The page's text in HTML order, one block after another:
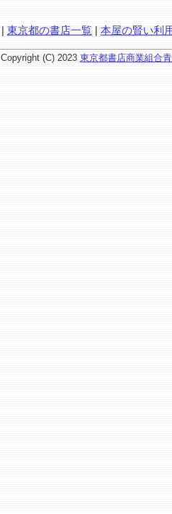
| 東京都の書店一覧 | 本屋の賢い利
Copyright (C) 2023 東京都書店商業組合